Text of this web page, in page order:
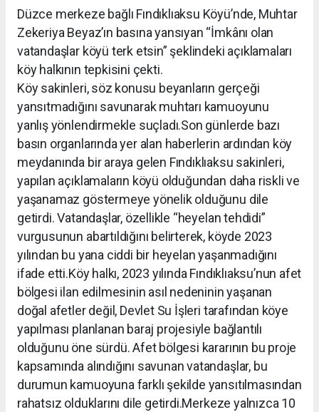
Düzce merkeze bağlı Fındıklıaksu Köyü’nde, Muhtar
Zekeriya Beyaz’ın basına yansıyan “İmkânı olan
vatandaşlar köyü terk etsin” şeklindeki açıklamaları
köy halkının tepkisini çekti.
Köy sakinleri, söz konusu beyanların gerçeği
yansıtmadığını savunarak muhtarı kamuoyunu
yanlış yönlendirmekle suçladı.Son günlerde bazı
basın organlarında yer alan haberlerin ardından köy
meydanında bir araya gelen Fındıklıaksu sakinleri,
yapılan açıklamaların köyü olduğundan daha riskli ve
yaşanamaz göstermeye yönelik olduğunu dile
getirdi. Vatandaşlar, özellikle “heyelan tehdidi”
vurgusunun abartıldığını belirterek, köyde 2023
yılından bu yana ciddi bir heyelan yaşanmadığını
ifade etti.Köy halkı, 2023 yılında Fındıklıaksu’nun afet
bölgesi ilan edilmesinin asıl nedeninin yaşanan
doğal afetler değil, Devlet Su İşleri tarafından köye
yapılması planlanan baraj projesiyle bağlantılı
olduğunu öne sürdü. Afet bölgesi kararının bu proje
kapsamında alındığını savunan vatandaşlar, bu
durumun kamuoyuna farklı şekilde yansıtılmasından
rahatsız olduklarını dile getirdi.Merkeze yalnızca 10